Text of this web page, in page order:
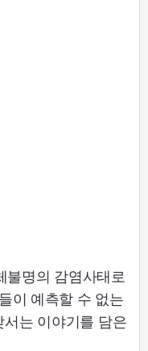
불명의 감염사태로
이 예측할 수 없는
는 이야기를 담은